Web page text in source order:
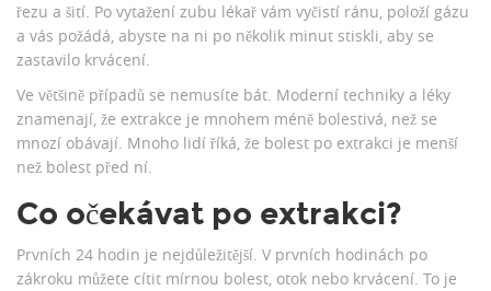
řezu a šití. Po vytažení zubu lékař vám vyčistí ránu, položí gázu
a vás požádá, abyste na ni po několik minut stiskli, aby se
zastavilo krvácení.
Ve většině případů se nemusíte bát. Moderní techniky a léky
znamenají, že extrakce je mnohem méně bolestivá, než se
mnozí obávají. Mnoho lidí říká, že bolest po extrakci je menší
než bolest před ní.
Co očekávat po extrakci?
Prvních 24 hodin je nejdůležitější. V prvních hodinách po
zákroku můžete cítit mírnou bolest, otok nebo krvácení. To je